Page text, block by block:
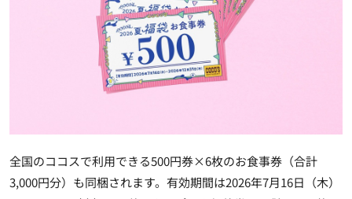
全国のココスで利用できる500円券×6枚のお食事券（合計
3,000円分）も同梱されます。有効期間は2026年7月16日（木）